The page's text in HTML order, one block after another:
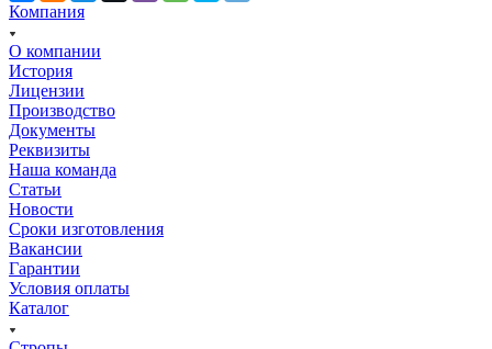
Компания
О компании
История
Лицензии
Производство
Документы
Реквизиты
Наша команда
Статьи
Новости
Сроки изготовления
Вакансии
Гарантии
Условия оплаты
Каталог